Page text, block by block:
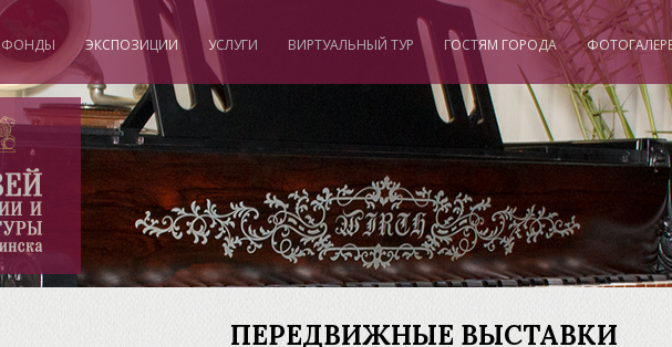
"
ФОНДЫ ЭКСПОЗИЦИИ УСЛУГИ ВИРТУАЛЬНЫЙ ТУР ГОСТЯМ ГОРОДА
ПЕРЕДВИЖНЫЕ ВЫСТАВКИ